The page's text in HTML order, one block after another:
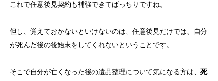
これで任意後見契約も補強できてばっちりですね。
但し、覚えておかないといけないのは、任意後見だけでは、自分
が死んだ後の後始末をしてくれないということです。
そこで自分が亡くなった後の遺品整理について気になる方は、 死